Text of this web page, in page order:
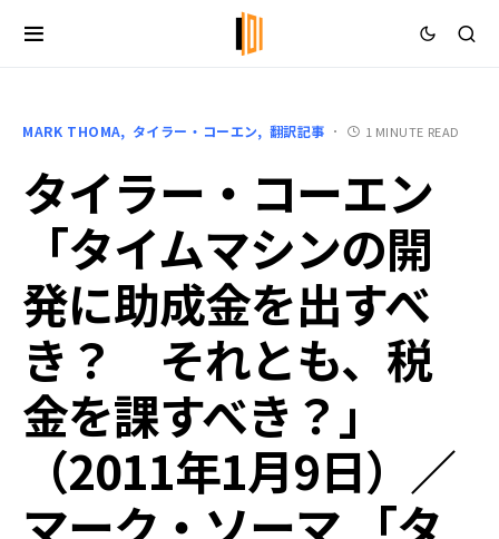
MARK THOMA タイラー・コーエン 翻訳記事 1 MINUTE READ
タイラー・コーエン
「タイムマシンの開
発に助成金を出すべ
き？ それとも、税
金を課すべき？」
（2011年1月9日）／
マーク・ソーマ 「タ